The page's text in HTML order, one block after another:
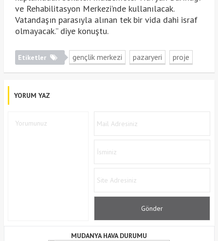
ve Rehabilitasyon Merkezi’nde kullanılacak.
Vatandaşın parasıyla alınan tek bir vida dahi israf
olmayacak.” diye konuştu.
Etiketler gençlik merkezi pazaryeri proje
YORUM YAZ
MUDANYA HAVA DURUMU